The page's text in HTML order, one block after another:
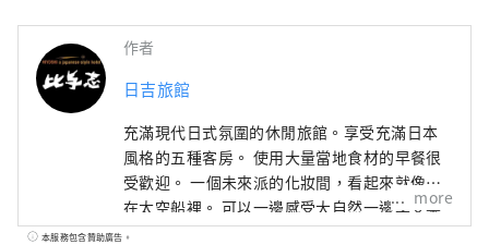
作者
日吉旅館
充滿現代日式氛圍的休閒旅館。享受充滿日本
風格的五種客房。 使用大量當地食材的早餐很
受歡迎。 一個未來派的化妝間，看起來就像是
在太空船裡。 可以一邊感受大自然一邊享受樂
趣的包租浴池。 一個配有燃木火爐的空間，可
more
本服務包含贊助廣告。